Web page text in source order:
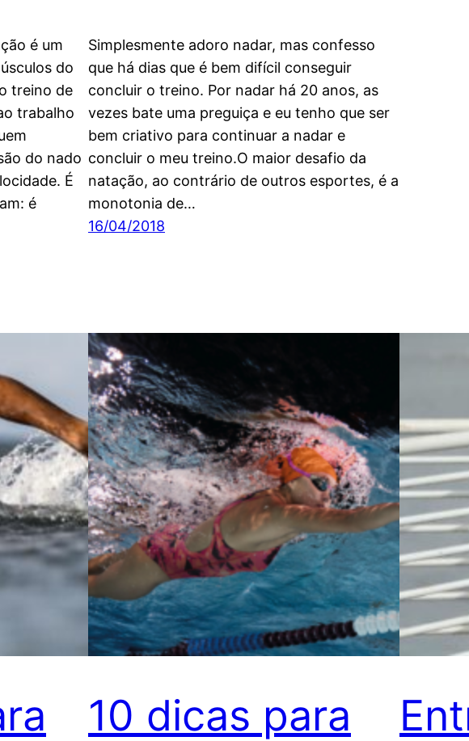
é um
do
treino de
trabalho
do nado
É
é
Simplesmente adoro nadar, mas confesso
que há dias que é bem difícil conseguir
concluir o treino. Por nadar há 20 anos, as
vezes bate uma preguiça e eu tenho que ser
bem criativo para continuar a nadar e
concluir o meu treino.O maior desafio da
natação, ao contrário de outros esportes, é a
monotonia de…
16/04/2018
10 dicas para